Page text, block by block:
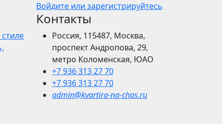
Войдите или зарегистрируйтесь
Контакты
Россия, 115487, Москва,
проспект Андропова, 29,
метро Коломенская, ЮАО
+7 936 313 27 70
+7 936 313 27 70
admin@kvartira-na-chas.ru